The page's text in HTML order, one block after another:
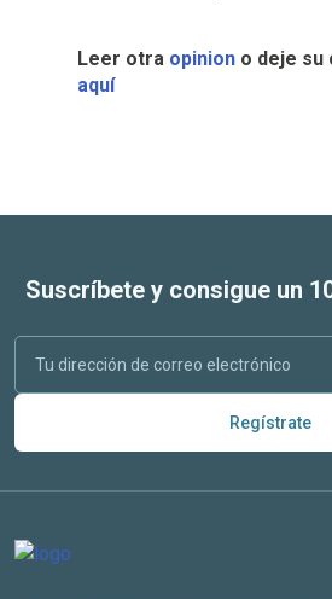
Leer otra opiniono deje su
aquí
Suscríbete y consigue un
Regístrate